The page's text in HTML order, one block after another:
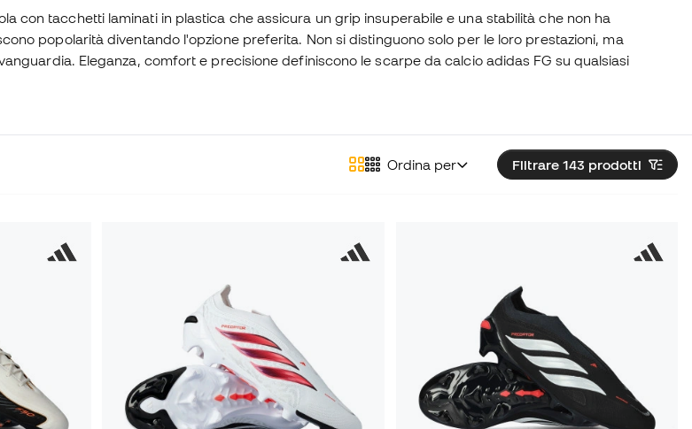
con tacchetti laminati in plastica che assicura un grip insuperabile e una stabilità che non ha
popolarità diventando l'opzione preferita. Non si distinguono solo per le loro prestazioni, ma
Eleganza, comfort e precisione definiscono le scarpe da calcio adidas FG su qualsiasi
Filtrare 143 prodotti
Ordina per